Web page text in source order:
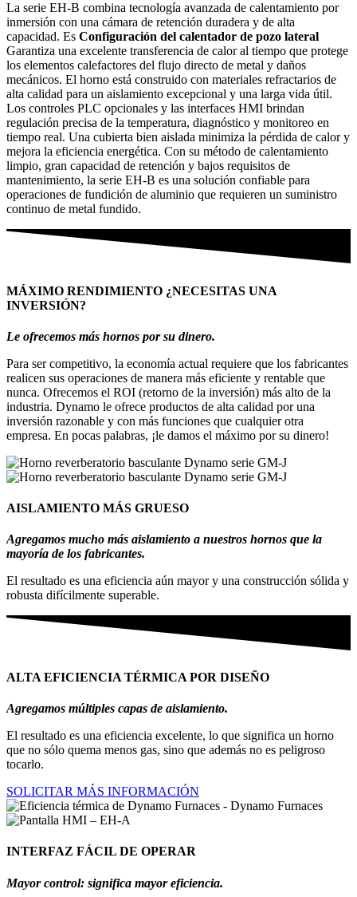
La serie EH‑B combina tecnología avanzada de calentamiento por
inmersión con una cámara de retención duradera y de alta
capacidad. Es Configuración del calentador de pozo lateral
Garantiza una excelente transferencia de calor al tiempo que protege
los elementos calefactores del flujo directo de metal y daños
mecánicos. El horno está construido con materiales refractarios de
alta calidad para un aislamiento excepcional y una larga vida útil.
Los controles PLC opcionales y las interfaces HMI brindan
regulación precisa de la temperatura, diagnóstico y monitoreo en
tiempo real. Una cubierta bien aislada minimiza la pérdida de calor y
mejora la eficiencia energética. Con su método de calentamiento
limpio, gran capacidad de retención y bajos requisitos de
mantenimiento, la serie EH-B es una solución confiable para
operaciones de fundición de aluminio que requieren un suministro
continuo de metal fundido.
MÁXIMO RENDIMIENTO ¿NECESITAS UNA
INVERSIÓN?
Le ofrecemos más hornos por su dinero.
Para ser competitivo, la economía actual requiere que los fabricantes
realicen sus operaciones de manera más eficiente y rentable que
nunca. Ofrecemos el ROI (retorno de la inversión) más alto de la
industria. Dynamo le ofrece productos de alta calidad por una
inversión razonable y con más funciones que cualquier otra
empresa. En pocas palabras, ¡le damos el máximo por su dinero!
AISLAMIENTO MÁS GRUESO
Agregamos mucho más aislamiento a nuestros hornos que la
mayoría de los fabricantes.
El resultado es una eficiencia aún mayor y una construcción sólida y
robusta difícilmente superable.
ALTA EFICIENCIA TÉRMICA POR DISEÑO
Agregamos múltiples capas de aislamiento.
El resultado es una eficiencia excelente, lo que significa un horno
que no sólo quema menos gas, sino que además no es peligroso
tocarlo.
SOLICITAR MÁS INFORMACIÓN
INTERFAZ FÁCIL DE OPERAR
Mayor control: significa mayor eficiencia.